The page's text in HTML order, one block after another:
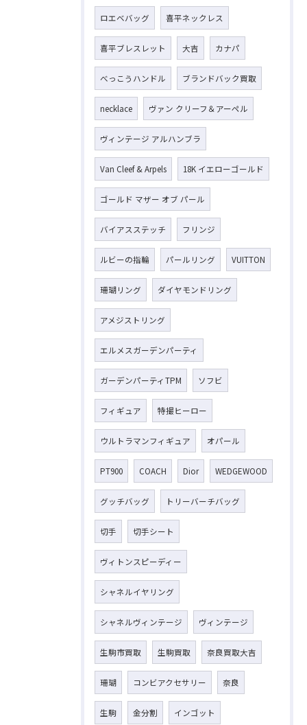
ロエベバッグ 喜平ネックレス
喜平ブレスレット 大吉 カナパ
べっこうハンドル ブランドバック買取
necklace ヴァン クリーフ＆アーペル
ヴィンテージ アルハンブラ
Van Cleef & Arpels 18K イエローゴールド
ゴールド マザー オブ パール
バイアスステッチ フリンジ
ルビーの指輪 パールリング VUITTON
珊瑚リング ダイヤモンドリング
アメジストリング
エルメスガーデンパーティ
ガーデンパーティTPM ソフビ
フィギュア 特撮ヒーロー
ウルトラマンフィギュア オパール
PT900 COACH Dior WEDGEWOOD
グッチバッグ トリーバーチバッグ
切手 切手シート
ヴィトンスピーディー
シャネルイヤリング
シャネルヴィンテージ ヴィンテージ
生駒市買取 生駒買取 奈良買取大吉
珊瑚 コンビアクセサリー 奈良
生駒 金分割 インゴット
お気軽にお問い合わせください